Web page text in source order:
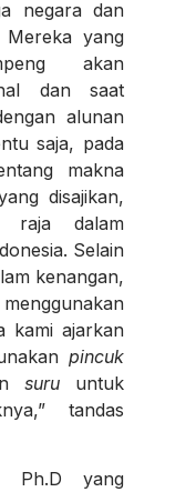
negara dan
yang
akan
dan saat
alunan
saja, pada
makna
disajikan,
raja dalam
Selain
kenangan,
kami ajarkan
pincuk
suru untuk
tandas
Ph.D yang